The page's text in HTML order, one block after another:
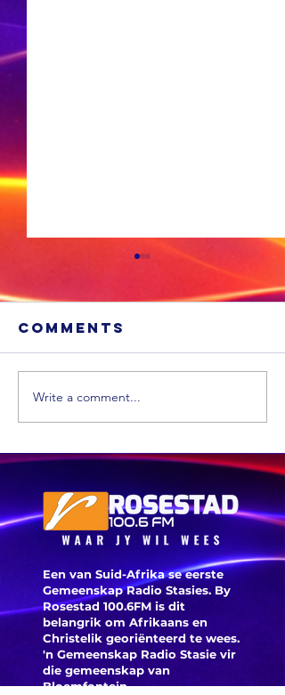
'n Suid-
Afrikaanse
mediese
geskiedenis
Comments
Write a comment...
Een van Suid-Afrika se eerste
Gemeenskap Radio Stasies. By
Rosestad 100.6FM is dit
belangrik om Afrikaans en
Christelik georiënteerd te wees.
'n Gemeenskap Radio Stasie vir
die gemeenskap van
Bloemfontein.